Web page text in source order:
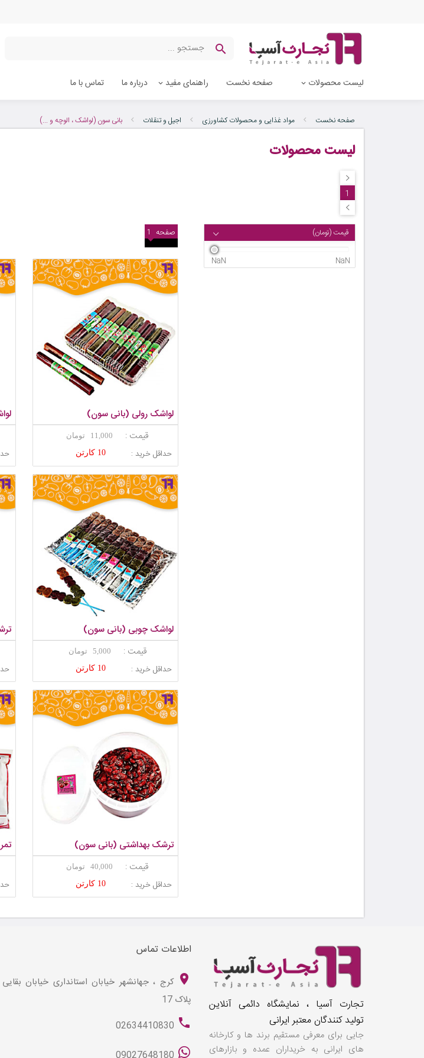
لیست محصولات صفحه نخست راهنمای مفید درباره ما تماس با ما
صفحه نخست مواد غذایی و محصولات کشاورزی اجیل و تنقلات بانی سون (لواشک ، الوچه و ...)
لیست محصولات
1
قیمت (تومان)
NaN
NaN
صفحه 1
لواشک رولی (بانی سون)
قیمت : 11,000 تومان
حداقل خرید : 10 کارتن
لواشک چوبی (بانی سون)
قیمت : 5,000 تومان
حداقل خرید : 10 کارتن
ترشک بهداشتی (بانی سون)
قیمت : 40,000 تومان
حداقل خرید : 10 کارتن
تجارت آسیا ، نمایشگاه دائمی آنلاین
تولید کنندگان معتبر ایرانی
جایی برای معرفی مستقیم برند ها و کارخانه
های ایرانی به خریداران عمده و بازارهای
اطلاعات تماس
کرج ، جهانشهر خیابان استانداری خیابان
پلاک 17
02634410830